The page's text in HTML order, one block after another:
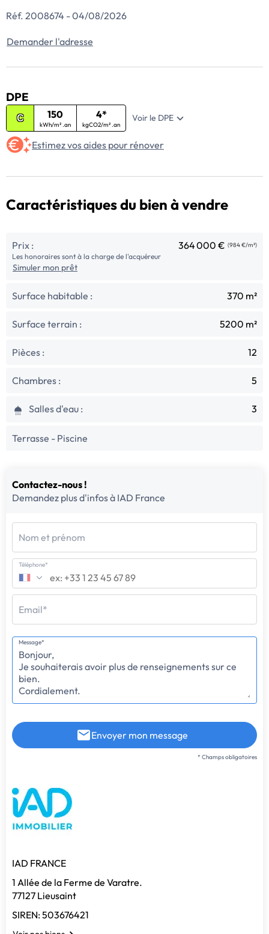
Réf. 2008674 - 04/08/2026
Demander l'adresse
DPE
C 150
kWh/m² .an
4*
kgCO2/m² .an
Voir le DPE
Estimez vos aides pour rénover
Caractéristiques du bien à vendre
Prix : 364 000 € (984 €/m²)
Les honoraires sont à la charge de l'acquéreur
Simuler mon prêt
Surface habitable : 370 m²
Surface terrain : 5200 m²
Pièces : 12
Chambres : 5
Salles d'eau : 3
Terrasse - Piscine
Contactez-nous !
Demandez plus d'infos à IAD France
Nom et prénom
Téléphone*
Email*
Message*
Envoyer mon message
* Champs obligatoires
IAD FRANCE
1 Allée de la Ferme de Varatre.
77127 Lieusaint
SIREN: 503676421